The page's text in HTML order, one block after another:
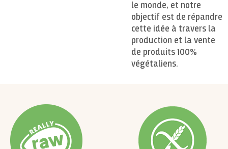
le monde, et notre
objectif est de répandre
cette idée à travers la
production et la vente
de produits 100%
végétaliens.